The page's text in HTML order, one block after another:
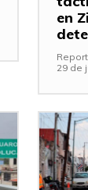
en
29 de